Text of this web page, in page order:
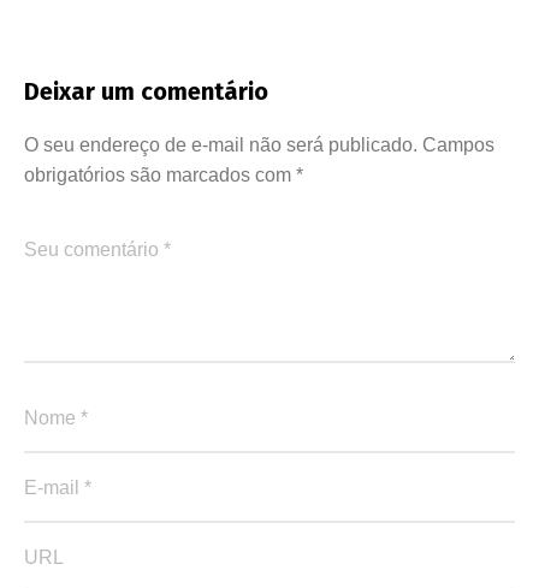
Deixar um comentário
O seu endereço de e-mail não será publicado. Campos
obrigatórios são marcados com *